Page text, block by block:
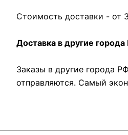
Стоимость доставки - от
Доставка в другие города
Заказы в другие города
отправляются. Самый